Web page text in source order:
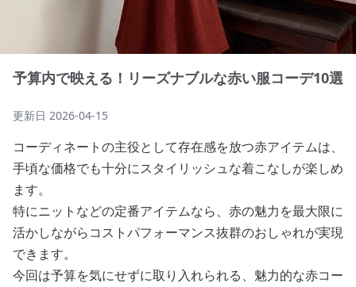
予算内で映える！リーズナブルな赤い服コーデ10選
更新日 2026-04-15
コーディネートの主役として存在感を放つ赤アイテムは、
手頃な価格でも十分にスタイリッシュな着こなしが楽しめ
ます。
特にニットなどの定番アイテムなら、赤の魅力を最大限に
活かしながらコストパフォーマンス抜群のおしゃれが実現
できます。
今回は予算を気にせずに取り入れられる、魅力的な赤コー